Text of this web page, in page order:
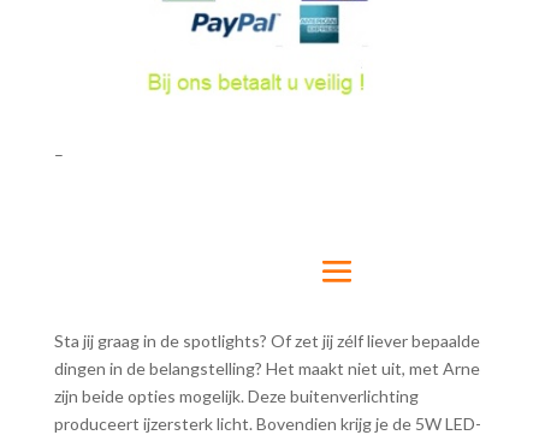
–
Sta jij graag in de spotlights? Of zet jij zélf liever bepaalde
dingen in de belangstelling? Het maakt niet uit, met Arne
zijn beide opties mogelijk. Deze buitenverlichting
produceert ijzersterk licht. Bovendien krijg je de 5W LED-